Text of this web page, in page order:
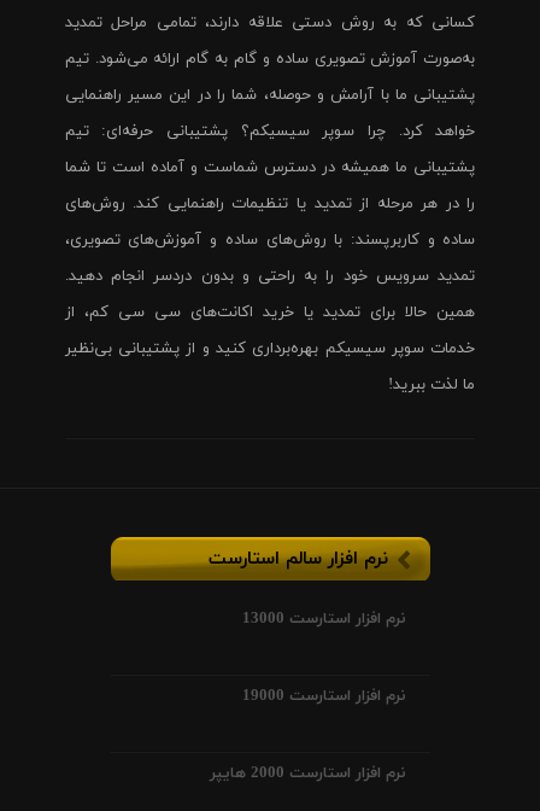
کسانی که به روش دستی علاقه دارند، تمامی مراحل تمدید
به‌صورت آموزش تصویری ساده و گام به گام ارائه می‌شود. تیم
پشتیبانی ما با آرامش و حوصله، شما را در این مسیر راهنمایی
خواهد کرد. چرا سوپر سیسیکم؟ پشتیبانی حرفه‌ای: تیم
پشتیبانی ما همیشه در دسترس شماست و آماده است تا شما
را در هر مرحله از تمدید یا تنظیمات راهنمایی کند. روش‌های
ساده و کاربرپسند: با روش‌های ساده و آموزش‌های تصویری،
تمدید سرویس خود را به راحتی و بدون دردسر انجام دهید.
همین حالا برای تمدید یا خرید اکانت‌های سی سی کم، از
خدمات سوپر سیسیکم بهره‌برداری کنید و از پشتیبانی بی‌نظیر
ما لذت ببرید!
نرم افزار سالم استارست
نرم افزار استارست 13000
نرم افزار استارست 19000
نرم افزار استارست 2000 هایپر